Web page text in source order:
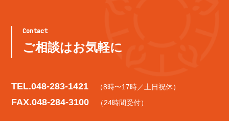
Contact
ご相談はお気軽に
TEL.048-283-1421 （8時〜17時／土日祝休）
FAX.048-284-3100 （24時間受付）